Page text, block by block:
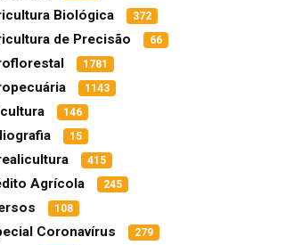
Biológica 372
de Precisão 66
1781
1143
146
15
415
Agrícola 245
108
Coronavírus 279